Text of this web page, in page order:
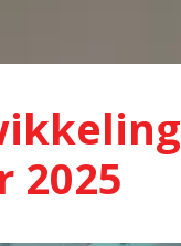
2025